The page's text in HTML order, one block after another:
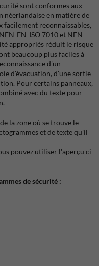
sont conformes aux
néerlandaise en matière de
facilement reconnaissables,
EN-ISO 7010 et NEN
appropriés réduit le risque
beaucoup plus faciles à
d'un
d'évacuation, d'une sortie
Pour certains panneaux,
avec du texte pour
la zone où se trouve le
et de texte qu'il
pouvez utiliser l'aperçu ci-
de sécurité :